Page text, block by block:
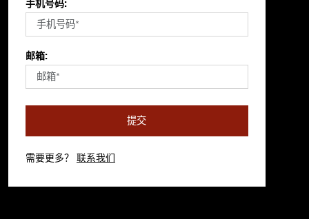
手机号码:
邮箱:
提交
需要更多？ 联系我们